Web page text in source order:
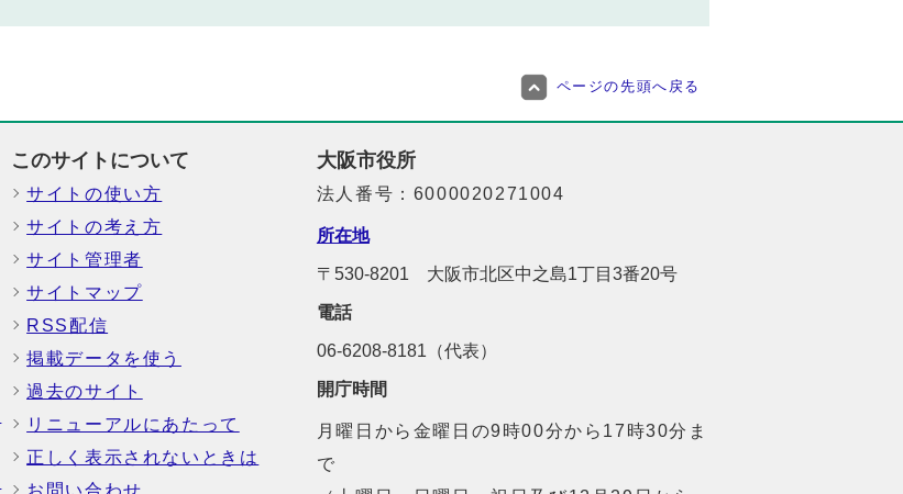
ページの先頭へ戻る
このサイトについて
サイトの使い方
サイトの考え方
サイト管理者
サイトマップ
RSS配信
掲載データを使う
過去のサイト
リニューアルにあたって
正しく表示されないときは
お問い合わせ
大阪市役所
法人番号：6000020271004
所在地
〒530-8201 大阪市北区中之島1丁目3番20号
電話
06-6208-8181（代表）
開庁時間
月曜日から金曜日の9時00分から17時30分ま
で